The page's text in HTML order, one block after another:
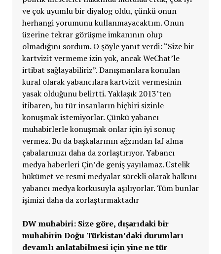
ve çok uyumlu bir diyalog oldu, çünkü onun
herhangi yorumunu kullanmayacaktım. Onun
üzerine tekrar görüşme imkanının olup
olmadığını sordum. O şöyle yanıt verdi: “Size bir
kartvizit vermeme izin yok, ancak WeChat’le
irtibat sağlayabiliriz”. Danışmanlara konulan
kural olarak yabancılara kartvizit vermesinin
yasak olduğunu belirtti. Yaklaşık 2013’ten
itibaren, bu tür insanların hiçbiri sizinle
konuşmak istemiyorlar. Çünkü yabancı
muhabirlerle konuşmak onlar için iyi sonuç
vermez. Bu da başkalarının ağzından laf alma
çabalarımızı daha da zorlaştırıyor. Yabancı
medya haberleri Çin’de geniş yayılamaz. Üstelik
hükümet ve resmi medyalar sürekli olarak halkını
yabancı medya korkusuyla aşılıyorlar. Tüm bunlar
işimizi daha da zorlaştırmaktadır
DW muhabiri: Size göre, dışarıdaki bir
muhabirin Doğu Türkistan’daki durumları
devamlı anlatabilmesi için yine ne tür